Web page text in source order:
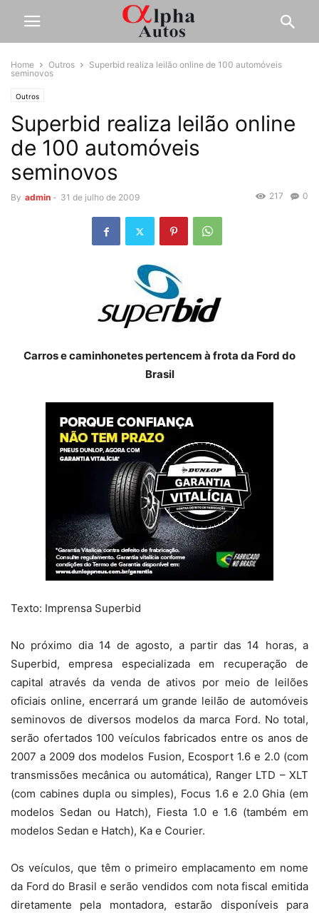
Home Outros
Superbid realiza leilão online de 100 automóveis
seminovos
Outros
Superbid realiza leilão online
de 100 automóveis
seminovos
By admin - 31 de julho de 2009 0
217
Carros e caminhonetes pertencem à frota da Ford do
Brasil
Texto: Imprensa Superbid
No próximo dia 14 de agosto, a partir das 14 horas, a
Superbid, empresa especializada em recuperação de
capital através da venda de ativos por meio de leilões
oficiais online, encerrará um grande leilão de automóveis
seminovos de diversos modelos da marca Ford. No total,
serão ofertados 100 veículos fabricados entre os anos de
2007 a 2009 dos modelos Fusion, Ecosport 1.6 e 2.0 (com
transmissões mecânica ou automática), Ranger LTD – XLT
(com cabines dupla ou simples), Focus 1.6 e 2.0 Ghia (em
modelos Sedan ou Hatch), Fiesta 1.0 e 1.6 (também em
modelos Sedan e Hatch), Ka e Courier.
Os veículos, que têm o primeiro emplacamento em nome
da Ford do Brasil e serão vendidos com nota fiscal emitida
diretamente pela montadora, estarão disponíveis para